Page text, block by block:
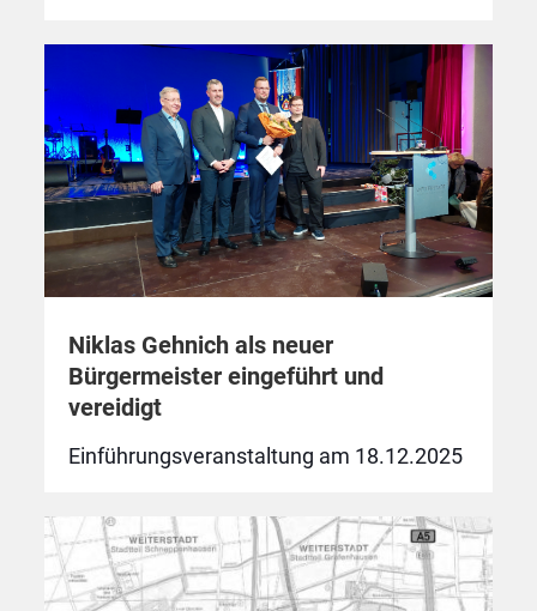
Niklas Gehnich als neuer
Bürgermeister eingeführt und
vereidigt
Einführungsveranstaltung am 18.12.2025